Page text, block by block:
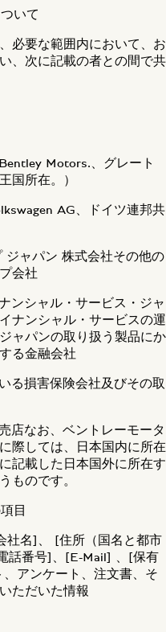
いて
必要な範囲内において、お
、次に記載の者との間で共
Motors.、グレート
国所在。）
AG、ドイツ連邦共
ャパン 株式会社その他の
会社
シャル・サービス・ジャ
ナンシャル・サービスの運
ャパンの取り扱う製品にか
る金融会社
損害保険会社及びその取
なお、ベントレーモータ
際しては、日本国内に所在
記載した日本国外に所在す
ものです。
目
社名]、 [住所（国名と都市
話番号]、[E-Mail] 、[保有
アンケート、注文書、そ
ただいた情報